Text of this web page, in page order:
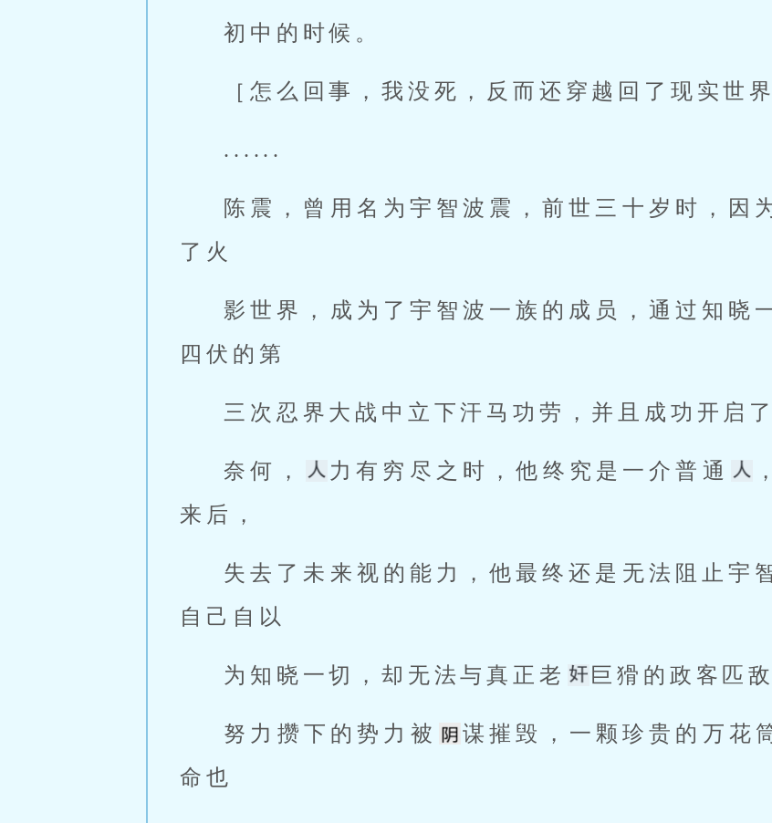
初中的时候。
［怎么回事，我没死，反而还穿越回了现实世界
......
陈震，曾用名为宇智波震，前世三十岁时，因
了火
影世界，成为了宇智波一族的成员，通过知晓
四伏的第
三次忍界大战中立下汗马功劳，并且成功开启
奈何， 力有穷尽之时，他终究是一介普通
来后，
失去了未来视的能力，他最终还是无法阻止宇
自己自以
为知晓一切，却无法与真正老 巨猾的政客匹敌
努力攒下的势力被 谋摧毁，一颗珍贵的万花
命也